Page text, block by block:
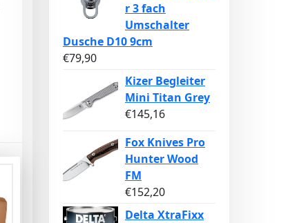
r 3 fach
Umschalter
Dusche D10 9cm
€79,90
Kizer Begleiter
Mini Titan Grey
€145,16
Fox Knives Pro
Hunter Wood
FM
€152,20
Delta XtraFixx